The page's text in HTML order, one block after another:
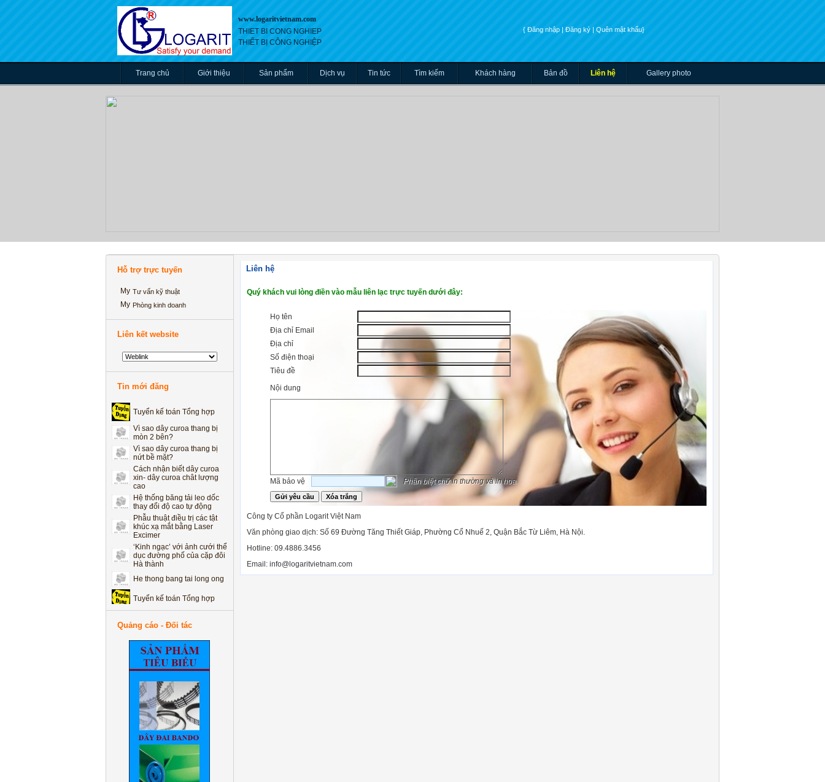
www.logaritvietnam.com
THIET BI CONG NGHIEP
THIẾT BỊ CÔNG NGHIỆP
{ Đăng nhập | Đăng ký | Quên mật khẩu}
Trang chủ Giới thiệu Sản phẩm Dịch vụ Tin tức Tìm kiếm Khách hàng Bản đồ Liên hệ Gallery photo
Hỗ trợ trực tuyến
Tư vấn kỹ thuật
Phòng kinh doanh
Liên kết website
Tin mới đăng
‘Kinh ngạc’ với ảnh cưới thể
dục đường phố của cặp đôi
Hà thành
He thong bang tai long ong
Tuyển kế toán Tổng hợp
Vì sao dây curoa thang bị
mòn 2 bên?
Vì sao dây curoa thang bị
nứt bề mặt?
Cách nhận biết dây curoa
xin- dây curoa chât lượng
cao
Hệ thống băng tải leo dốc
thay đổi độ cao tự động
Phẫu thuật điều trị các tật
khúc xạ mắt bằng Laser
Excimer
‘Kinh ngạc’ với ảnh cưới thể
dục đường phố của cặp đôi
Hà thành
He thong bang tai long ong
Tuyển kế toán Tổng hợp
Vì sao dây curoa thang bị
Vì sao dây curoa thang bị
nứt bề mặt?
Cách nhận biết dây curoa
xin- dây curoa chât lượng
cao
Hệ thống băng tải leo dốc
thay đổi độ cao tự động
Phẫu thuật điều trị các tật
khúc xạ mắt bằng Laser
Excimer
Quảng cáo - Đối tác
Liên hệ
Quý khách vui lòng điền vào mẫu liên lạc trực tuyến dưới đây:
Họ tên
Địa chỉ Email
Địa chỉ
Số điện thoại
Tiêu đề
Nội dung
Mã bảo vệ Phân biệt chữ in thường và in hoa
Công ty Cổ phần Logarit Việt Nam
Văn phòng giao dịch: Số 69 Đường Tăng Thiết Giáp, Phường Cổ Nhuế 2, Quận Bắc Từ Liêm, Hà Nội.
Hotline: 09.4886.3456
Email: info@logaritvietnam.com